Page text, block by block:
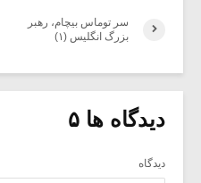
سر توماس بیچام، رهبر
بزرگ انگلیس (۱)
دیدگاه ها ۵
دیدگاه